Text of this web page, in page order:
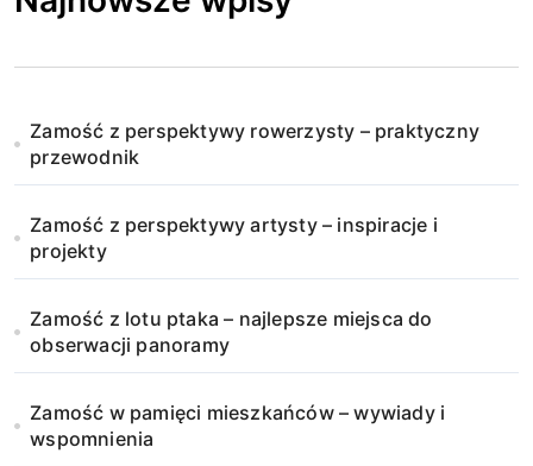
Zamość z perspektywy rowerzysty – praktyczny
przewodnik
Zamość z perspektywy artysty – inspiracje i
projekty
Zamość z lotu ptaka – najlepsze miejsca do
obserwacji panoramy
Zamość w pamięci mieszkańców – wywiady i
wspomnienia